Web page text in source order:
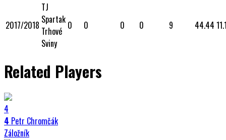
2017/2018
TJ
Spartak
Trhové
Sviny
0 0 0 0 9 44.44
Related Players
4
4 Petr Chromčák
Záložník